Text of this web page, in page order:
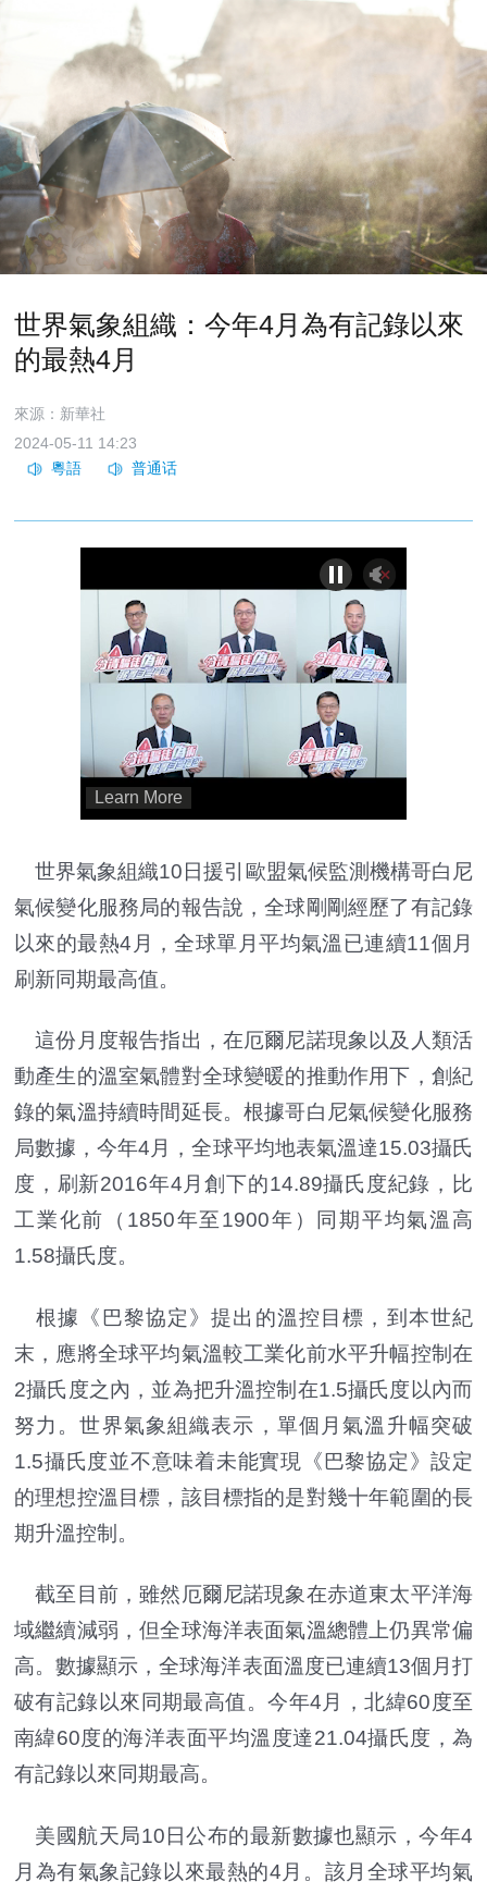
世界氣象組織：今年4月為有記錄以來
的最熱4月
來源：新華社
2024-05-11 14:23
世界氣象組織10日援引歐盟氣候監測機構哥白尼
氣候變化服務局的報告說，全球剛剛經歷了有記錄
以來的最熱4月，全球單月平均氣溫已連續11個月
刷新同期最高值。
這份月度報告指出，在厄爾尼諾現象以及人類活
動產生的溫室氣體對全球變暖的推動作用下，創紀
錄的氣溫持續時間延長。根據哥白尼氣候變化服務
局數據，今年4月，全球平均地表氣溫達15.03攝氏
度，刷新2016年4月創下的14.89攝氏度紀錄，比
工業化前（1850年至1900年）同期平均氣溫高
1.58攝氏度。
根據《巴黎協定》提出的溫控目標，到本世紀
末，應將全球平均氣溫較工業化前水平升幅控制在
2攝氏度之內，並為把升溫控制在1.5攝氏度以內而
努力。世界氣象組織表示，單個月氣溫升幅突破
1.5攝氏度並不意味着未能實現《巴黎協定》設定
的理想控溫目標，該目標指的是對幾十年範圍的長
期升溫控制。
截至目前，雖然厄爾尼諾現象在赤道東太平洋海
域繼續減弱，但全球海洋表面氣溫總體上仍異常偏
高。數據顯示，全球海洋表面溫度已連續13個月打
破有記錄以來同期最高值。今年4月，北緯60度至
南緯60度的海洋表面平均溫度達21.04攝氏度，為
有記錄以來同期最高。
美國航天局10日公布的最新數據也顯示，今年4
月為有氣象記錄以來最熱的4月。該月全球平均氣